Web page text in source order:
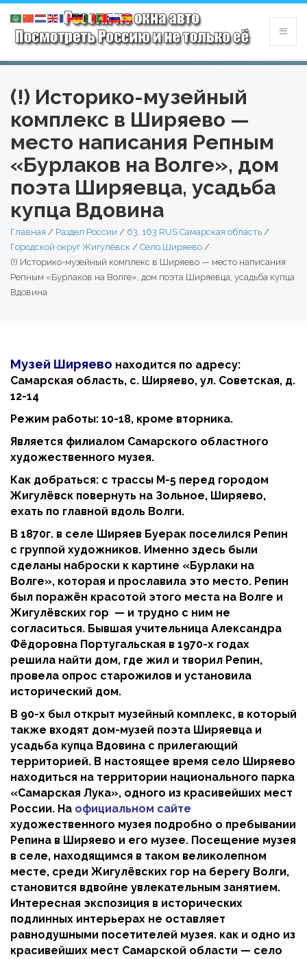
(!) Историко-музейный
комплекс в Ширяево —
место написания Репным
«Бурлаков на Волге», дом
поэта Ширяевца, усадьба
купца Вдовина
Главная / Раздел России / 63, 163 RUS Самарская область /
Городской округ Жигулёвск / Село Ширяево /
(!) Историко-музейный комплекс в Ширяево — место написания
Репным «Бурлаков на Волге», дом поэта Ширяевца, усадьба купца
Вдовина
Музей Ширяево находится по адресу:
Самарская область, с. Ширяево, ул. Советская, д.
12-14
Режим работы: 10-18, кроме вторника.
Является филиалом Самарского областного
художественного музея.
Как добраться: с трассы М-5 перед городом
Жигулёвск повернуть на Зольное, Ширяево,
ехать по главной вдоль Волги.
В 1870г. в селе Ширяев Буерак поселился Репин
с группой художников. Именно здесь были
сделаны наброски к картине «Бурлаки на
Волге», которая и прославила это место. Репин
был поражён красотой этого места на Волге и
Жигулёвских гор — и трудно с ним не
согласиться. Бывшая учительница Александра
Фёдоровна Португальская в 1970-х годах
решила найти дом, где жил и творил Репин,
провела опрос старожилов и установила
исторический дом.
В 90-х был открыт музейный комплекс, в который
также входят дом-музей поэта Ширяевца и
усадьба купца Вдовина с прилегающий
территорией. В настоящее время село Ширяево
находиться на территории национального парка
«Самарская Лука», одного из красивейших мест
России. На официальном сайте
художественного музея подробно о пребывании
Репина в Ширяево и его музее. Посещение музея
в селе, находящимся в таком великолепном
месте, среди Жигулёвских гор на берегу Волги,
становится вдвойне увлекательным занятием.
Интересная экспозиция в исторических
подлинных интерьерах не оставляет
равнодушными посетителей музея. как и одно из
красивейших мест Самарской области — село